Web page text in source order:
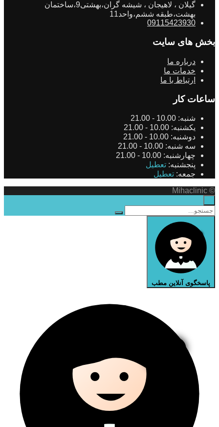
گیلان ، لاهیجان ، شیشه گران،بهشتی9،ساختمان
بهشت،طبقه ششم،واحد11
09115423930
بخش های سایت
درباره ما
خدمات ما
ارتباط با ما
ساعات کار
شنبه: 10.00 - 21.00
یکشنبه: 10.00 - 21.00
دوشنبه: 10.00 - 21.00
سه شنبه: 10.00 - 21.00
چهارشنبه: 10.00 - 21.00
پنجشنبه: تعطیل
جمعه: تعطیل
© Mihaclinic
پاسخگوی آنلاین مطب